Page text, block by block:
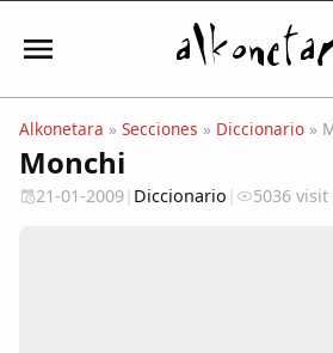
Iniciar sesión
Alkonetara » Secciones » Diccionario »
Monchi
21-01-2009| Diccionario | 5036 visit